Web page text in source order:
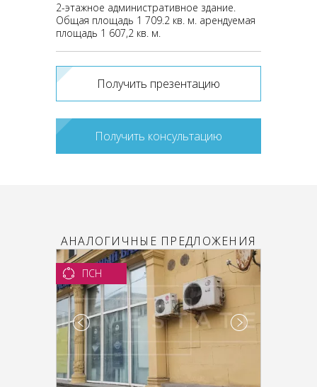
2-этажное административное здание.
Общая площадь 1 709.2 кв. м. арендуемая
площадь 1 607,2 кв. м.
Получить презентацию
Получить консультацию
АНАЛОГИЧНЫЕ ПРЕДЛОЖЕНИЯ
ПСН